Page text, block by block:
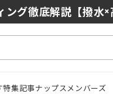
ング徹底解説【撥水
どっち？初心者に
特集記事ナップスメンバーズ